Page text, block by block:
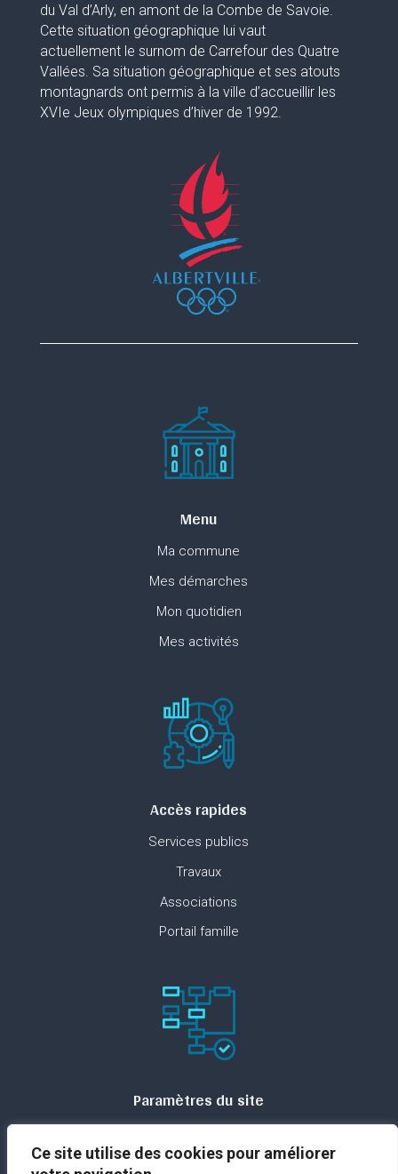
Ce site utilise des cookies pour améliorer
du Val d’Arly, en amont de la Combe de Savoie.
Cette situation géographique lui vaut
actuellement le surnom de Carrefour des Quatre
Vallées. Sa situation géographique et ses atouts
montagnards ont permis à la ville d’accueillir les
XVIe Jeux olympiques d’hiver de 1992.
Menu
Ma commune
Mes démarches
Mon quotidien
Mes activités
Accès rapides
Services publics
Travaux
Associations
Portail famille
Paramètres du site
Contact